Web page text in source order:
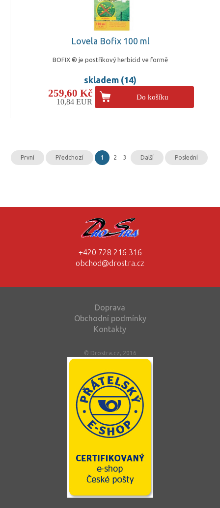
Lovela Bofix 100 ml
BOFIX ® je postřikový herbicid ve formě
skladem (14)
259,60 Kč
10,84 EUR
Do košíku
První Předchozí 1 2 3 Další Poslední
+420 728 216 316
obchod@drostra.cz
Doprava
Obchodní podmínky
Kontakty
© Drostra.cz, 2016